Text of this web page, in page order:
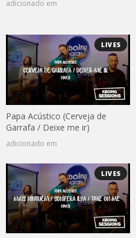
adicionado em
LIVES
Papa Acústico (Cerveja de
Garrafa / Deixe me ir)
adicionado em
LIVES